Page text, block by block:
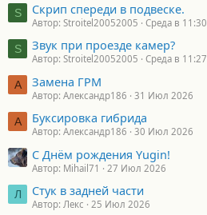
S Скрип спереди в подвеске.
Автор: Stroitel20052005 Среда в 11:30
S Звук при проезде камер?
Автор: Stroitel20052005 Среда в 11:27
А Замена ГРМ
Автор: Александр186 31 Июл 2026
А Буксировка гибрида
Автор: Александр186 30 Июл 2026
С Днём рождения Yugin!
Автор: Mihail71 27 Июл 2026
Л Стук в задней части
Автор: Лекс 25 Июл 2026